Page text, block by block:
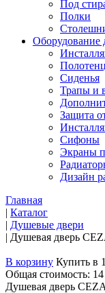
Под
Полки
Оборудование
Сиденья
Трапы и
Защита
Сифоны
Экраны
Дизайн
Главная
| Каталог
| Душевые двери
| Душевая дверь
В корзину Купить в
Общая стоимость:
Душевая дверь